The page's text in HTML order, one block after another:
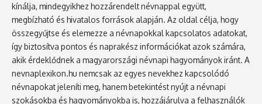
kínálja, mindegyikhez hozzárendelt névnappal együtt,
megbízható és hivatalos források alapján. Az oldal célja, hogy
összegyűjtse és elemezze a névnapokkal kapcsolatos adatokat,
így biztosítva pontos és naprakész információkat azok számára,
akik érdeklődnek a magyarországi névnapi hagyományok iránt. A
nevnaplexikon.hu nemcsak az egyes nevekhez kapcsolódó
névnapokat jeleníti meg, hanem betekintést nyújt a névnapi
szokásokba és hagyományokba is, hozzájárulva a felhasználók